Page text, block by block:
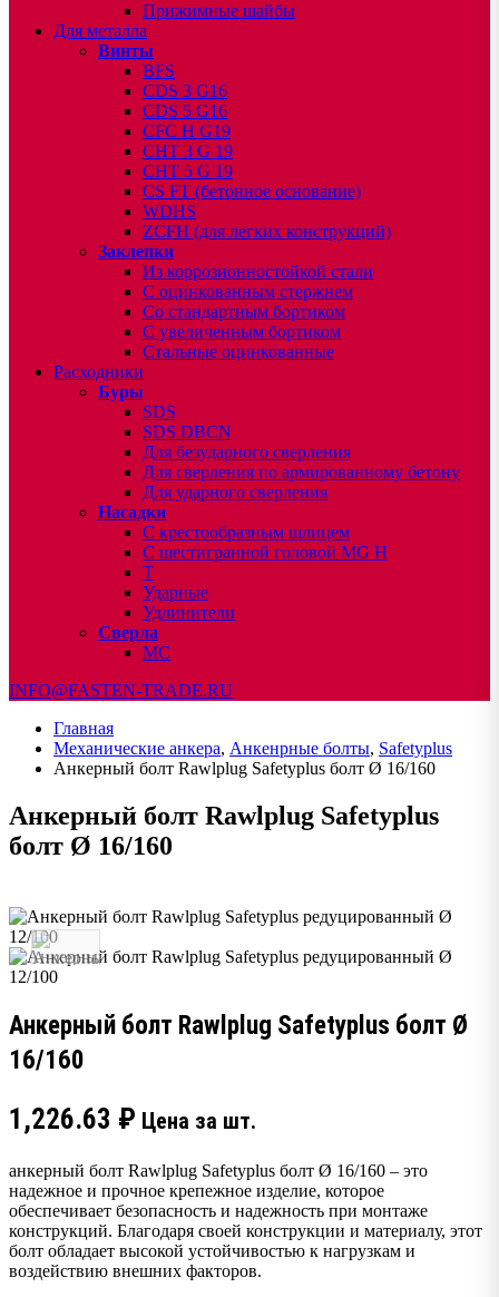
Прижимные шайбы
Для металла
Винты
BFS
CDS 3 G16
CDS 5 G16
CFC H G19
CHT 3 G 19
CHT 5 G 19
CS FT (бетонное основание)
WDHS
ZCFH (для легких конструкций)
Заклепки
Из коррозионностойкой стали
С оцинкованным стержнем
Со стандартным бортиком
С увеличенным бортиком
Стальные оцинкованные
Расходники
Буры
SDS
SDS DBCN
Для безударного сверления
Для сверления по армированному бетону
Для ударного сверления
Насадки
С крестообразным шлицем
С шестигранной головой MG H
T
Ударные
Удлинители
Сверла
МС
INFO@FASTEN-TRADE.RU
Главная
Механические анкера, Анкенрные болты, Safetyplus
Анкерный болт Rawlplug Safetyplus болт Ø 16/160
Анкерный болт Rawlplug Safetyplus
болт Ø 16/160
Анкерный болт Rawlplug Safetyplus болт Ø
16/160
1,226.63 ₽ Цена за шт.
анкерный болт Rawlplug Safetyplus болт Ø 16/160 – это
надежное и прочное крепежное изделие, которое
обеспечивает безопасность и надежность при монтаже
конструкций. Благодаря своей конструкции и материалу, этот
болт обладает высокой устойчивостью к нагрузкам и
воздействию внешних факторов.